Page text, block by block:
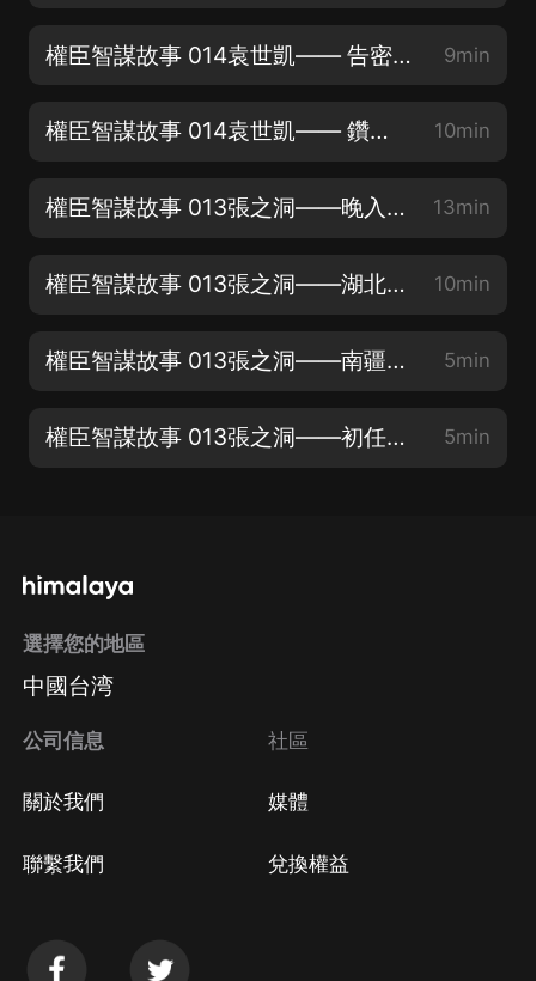
權臣智謀故事 014袁世凱—— 告密邀寵，賣黨升官（二） 9min
權臣智謀故事 014袁世凱—— 鑽營有術，嶄露頭角（一） 10min
權臣智謀故事 013張之洞——晚入軍機，變法圖強（五） 13min
權臣智謀故事 013張之洞——湖北新政，振興實業（四） 10min
權臣智謀故事 013張之洞——南疆抗法，甲午主戰（三） 5min
權臣智謀故事 013張之洞——初任封疆，治晉有方（二） 5min
選擇您的地區
中國台湾
公司信息
關於我們
聯繫我們
社區
媒體
兌換權益